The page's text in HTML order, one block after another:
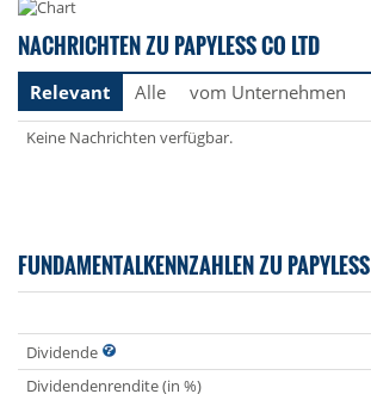
NACHRICHTEN ZU PAPYLESS CO LTD
Relevant Alle vom Unternehmen
Keine Nachrichten verfügbar.
FUNDAMENTALKENNZAHLEN ZU PAPYLESS
Dividende
Dividendenrendite (in %)